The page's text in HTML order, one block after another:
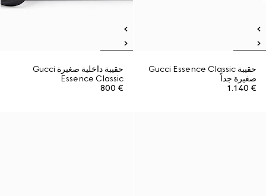
حقيبة Gucci Essence Classic
صغيرة جداً
€ 1.140
حقيبة داخلية صغيرة Gucci
Essence Classic
€ 800